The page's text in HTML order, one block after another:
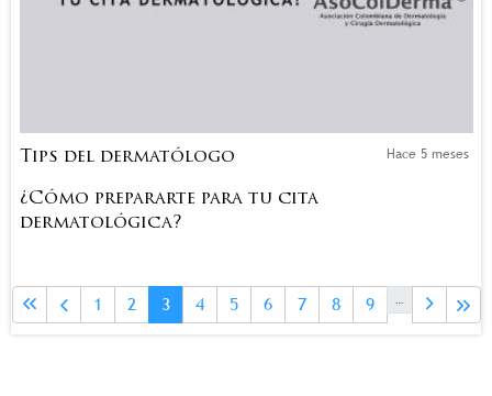
Tips del dermatólogo Hace 5 meses
¿Cómo prepararte para tu cita
dermatológica?
Paginación
Page
1 Page
2 Página actual
3 Page
4 Page
5 Page
6 Page
7 Page
8 Page
9